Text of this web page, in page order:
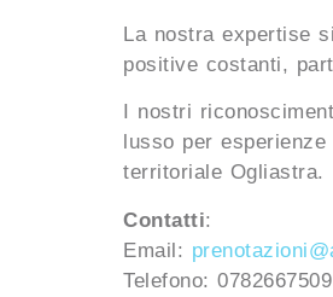
La nostra expertise
positive costanti,
I nostri
lusso per
territoriale Ogliastra.
Contatti:
Email:
Telefono: 0782667509